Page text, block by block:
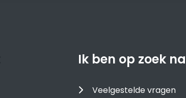
Ik ben op zoek
Veelgestelde vragen